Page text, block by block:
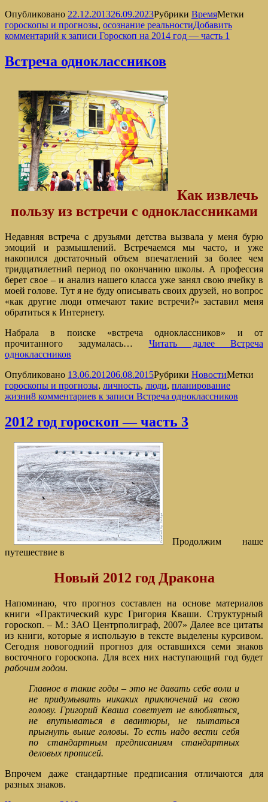
Опубликовано 22.12.201326.09.2023Рубрики ВремяМетки
гороскопы и прогнозы, осознание реальностиДобавить
комментарий к записи Гороскоп на 2014 год — часть 1
Встреча одноклассников
Как извлечь
пользу из встречи с одноклассниками
Недавняя встреча с друзьями детства вызвала у меня бурю
эмоций и размышлений. Встречаемся мы часто, и уже
накопился достаточный объем впечатлений за более чем
тридцатилетний период по окончанию школы. А профессия
берет свое – и анализ нашего класса уже занял свою ячейку в
моей голове. Тут я не буду описывать своих друзей, но вопрос
«как другие люди отмечают такие встречи?» заставил меня
обратиться к Интернету.
Набрала в поиске «встреча одноклассников» и от
прочитанного задумалась… Читать далее Встреча
одноклассников
Опубликовано 13.06.201206.08.2015Рубрики НовостиМетки
гороскопы и прогнозы, личность, люди, планирование
жизни8 комментариев к записи Встреча одноклассников
2012 год гороскоп — часть 3
Продолжим наше
путешествие в
Новый 2012 годДракона
Напоминаю, что прогноз составлен на основе материалов
книги «Практический курс Григория Кваши. Структурный
гороскоп. – М.: ЗАО Центрполиграф, 2007» Далее все цитаты
из книги, которые я использую в тексте выделены курсивом.
Сегодня новогодний прогноз для оставшихся семи знаков
восточного гороскопа. Для всех них наступающий год будет
рабочим годом.
Главное в такие годы – это не давать себе воли и
не придумывать никаких приключений на свою
голову. Григорий Кваша советует не влюбляться,
не впутываться в авантюры, не пытаться
прыгнуть выше головы. То есть надо вести себя
по стандартным предписаниям стандартных
деловых прописей.
Впрочем даже стандартные предписания отличаются для
разных знаков.